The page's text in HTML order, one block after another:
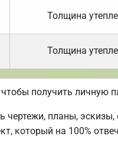
Толщина
Толщина
получить личную
планы,
который на 100%